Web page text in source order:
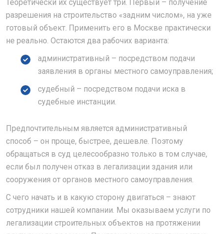
Теоретически их существует три. Первый – получение
разрешения на строительство «задним числом», на уже
готовый объект. Применить его в Москве практически
не реально. Остаются два рабочих варианта:
административный – посредством подачи
заявления в органы местного самоуправления;
судебный – посредством подачи иска в
судебные инстанции.
Предпочтительным является административный
способ – он проще, быстрее, дешевле. Поэтому
обращаться в суд целесообразно только в том случае,
если был получен отказ в легализации здания или
сооружения от органов местного самоуправления.
С чего начать и в какую сторону двигаться – знают
сотрудники нашей компании. Мы оказываем услуги по
легализации строительных объектов на протяжении